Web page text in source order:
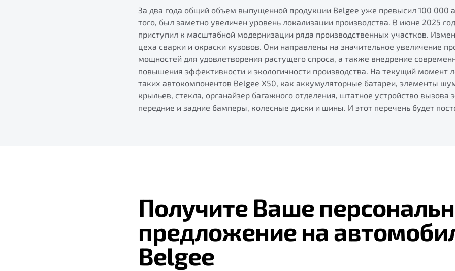
За два года общий объем выпущенной продукции Belgee уже превысил 100 000
того, был заметно увеличен уровень локализации производства. В июне 2025
приступил к масштабной модернизации ряда производственных участков.
цеха сварки и окраски кузовов. Они направлены на значительное увеличение
мощностей для удовлетворения растущего спроса, а также внедрение
повышения эффективности и экологичности производства. На текущий момент
таких автокомпонентов Belgee X50, как аккумуляторные батареи, элементы
крыльев, стекла, органайзер багажного отделения, штатное устройство вызова
передние и задние бамперы, колесные диски и шины. И этот перечень будет
Получите Ваше
предложение на
Belgee